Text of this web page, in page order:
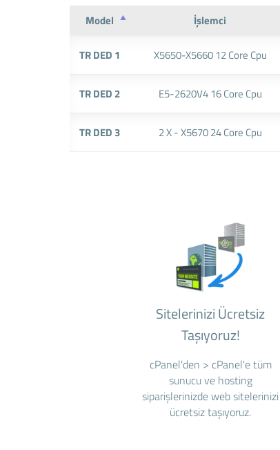
Model İşlemci
TR DED 1 X5650-X5660 12 Core Cpu
TR DED 2 E5-2620V4 16 Core Cpu
TR DED 3 2 X - X5670 24 Core Cpu
Sitelerinizi Ücretsiz
Taşıyoruz!
cPanel'den > cPanel'e tüm
sunucu ve hosting
siparişlerinizde web sitelerinizi
ücretsiz taşıyoruz.